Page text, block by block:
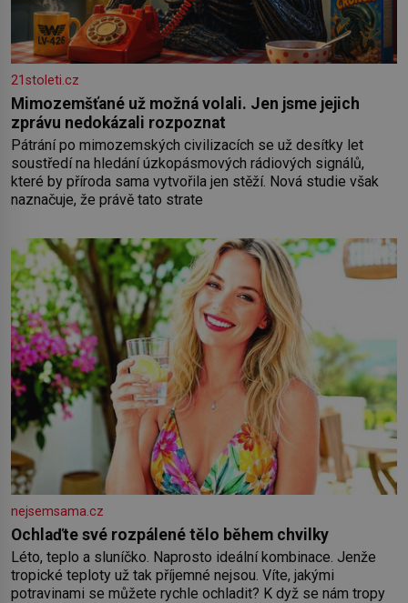
21stoleti.cz
Mimozemšťané už možná volali. Jen jsme jejich
zprávu nedokázali rozpoznat
Pátrání po mimozemských civilizacích se už desítky let
soustředí na hledání úzkopásmových rádiových signálů,
které by příroda sama vytvořila jen stěží. Nová studie však
naznačuje, že právě tato strate
nejsemsama.cz
Ochlaďte své rozpálené tělo během chvilky
Léto, teplo a sluníčko. Naprosto ideální kombinace. Jenže
tropické teploty už tak příjemné nejsou. Víte, jakými
potravinami se můžete rychle ochladit? K dyž se nám tropy